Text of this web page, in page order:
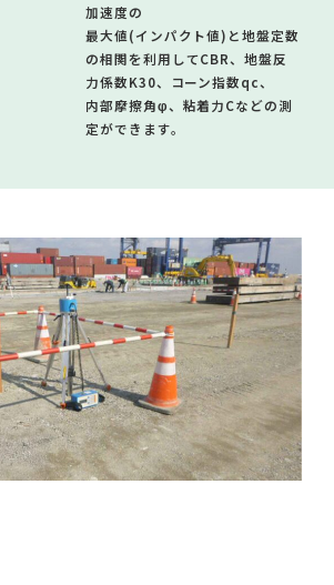
加速度の
最大値(インパクト値)と地盤定数
の相関を利用してCBR、地盤反
力係数K30、
コーン指数qc、
内部摩擦角φ、粘着力Cなどの測
定ができます。